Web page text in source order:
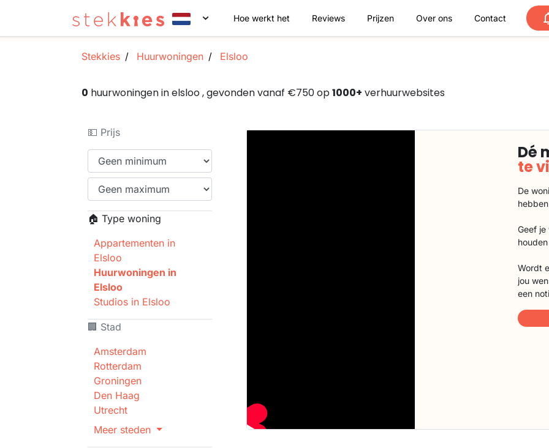
Hoe werkt het Reviews Prijzen Over ons Contact
Stekkies Huurwoningen Elsloo
0 huurwoningen in elsloo , gevonden vanaf €750 op1000+ verhuurwebsites
💵 Prijs
🏠 Type woning
Appartementen in
Elsloo
Huurwoningen in
Elsloo
Studios in Elsloo
🏢 Stad
Amsterdam
Rotterdam
Groningen
Den Haag
Utrecht
Meer steden
Dé
te
De
Geef
Wordt
jou
een